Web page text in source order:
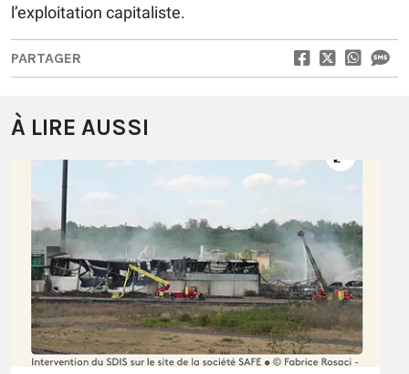
l’exploitation capitaliste.
PARTAGER
À LIRE AUSSI